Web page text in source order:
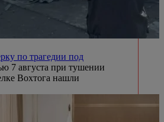
по трагедии под
7 августа при тушении
Вохтога нашли